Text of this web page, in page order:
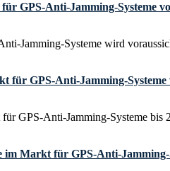
GPS-Anti-Jamming-Systeme
Jamming-Systeme wird
für GPS-Anti-Jamming-Systeme
GPS-Anti-Jamming-Systeme bis
im Markt für GPS-Anti-Jamming-